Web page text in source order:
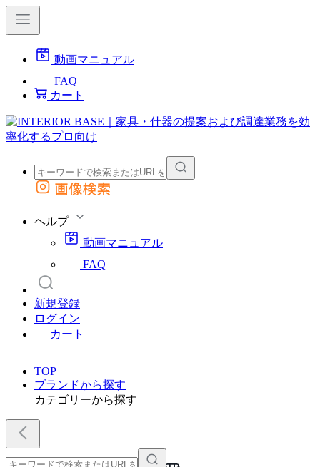
動画マニュアル
FAQ
カート
外部サイトの商品をカートに追加
画像検索
ヘルプ
動画マニュアル
FAQ
新規登録
ログイン
カート
TOP
ブランドから探す
カテゴリーから探す